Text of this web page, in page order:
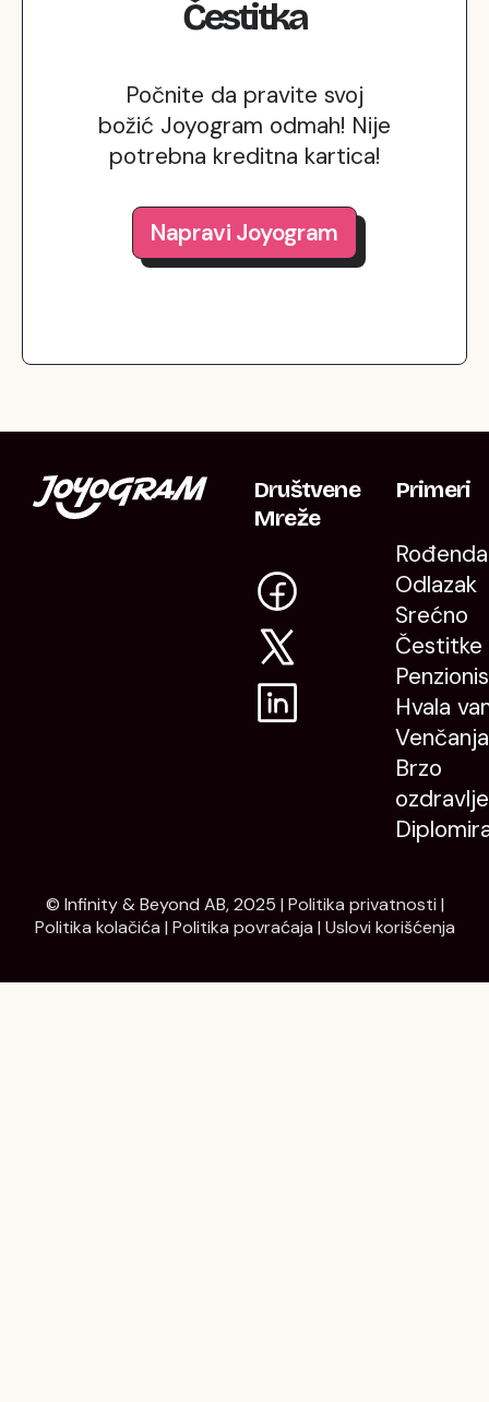
Čestitka
Počnite da pravite svoj
božić Joyogram odmah! Nije
potrebna kreditna kartica!
Napravi Joyogram
Društvene
Mreže
Primeri
Odlazak
Srećno
Čestitke
Hvala
Venčanja
Brzo
© Infinity & Beyond AB, 2025 | Politika privatnosti |
Politika kolačića | Politika povraćaja | Uslovi korišćenja